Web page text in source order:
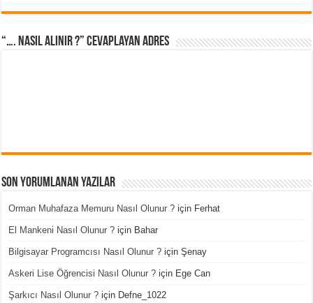
“…. Nasıl Alınır ?” cevaplayan adres
Son Yorumlanan Yazılar
Orman Muhafaza Memuru Nasıl Olunur ? için Ferhat
El Mankeni Nasıl Olunur ? için Bahar
Bilgisayar Programcısı Nasıl Olunur ? içinŞenay
Askeri Lise Öğrencisi Nasıl Olunur ? için Ege Can
Şarkıcı Nasıl Olunur ? için Defne_1022